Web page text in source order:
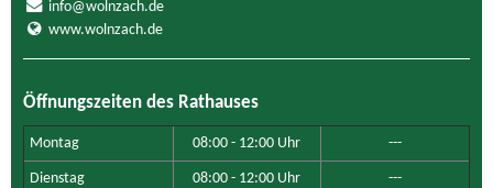
info@wolnzach.de
www.wolnzach.de
Öffnungszeiten des Rathauses
Montag 08:00 - 12:00 Uhr ---
Dienstag 08:00 - 12:00 Uhr ---